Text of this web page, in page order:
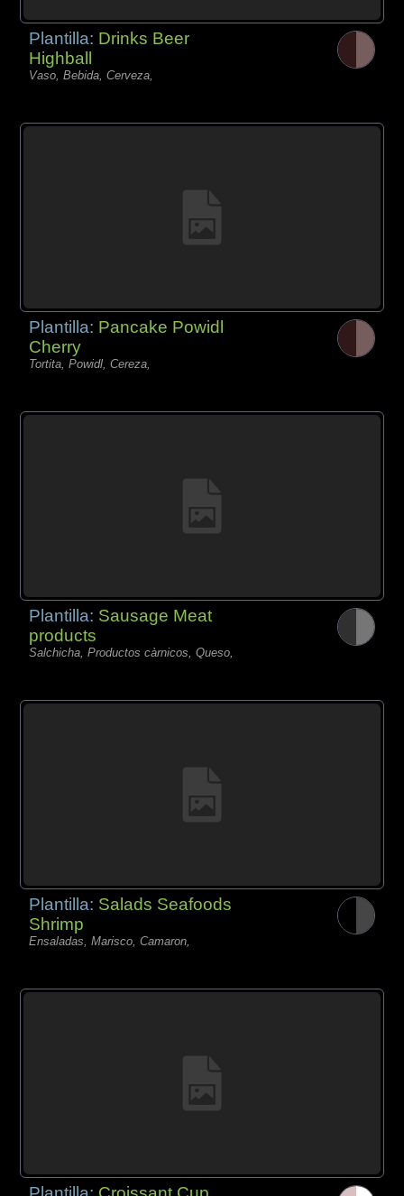
Plantilla: Drinks Beer
Highball
Vaso, Bebida, Cerveza,
Plantilla: Pancake Powidl
Cherry
Tortita, Powidl, Cereza,
Plantilla: Sausage Meat
products
Salchicha, Productos càrnicos, Queso,
Plantilla: Salads Seafoods
Shrimp
Ensaladas, Marisco, Camaron,